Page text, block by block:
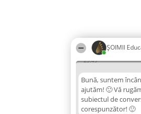
ȘOIMII
23:49
Bună, suntem
ajutăm! 🙂 Vă
subiectul de
corespunzător! 🙂